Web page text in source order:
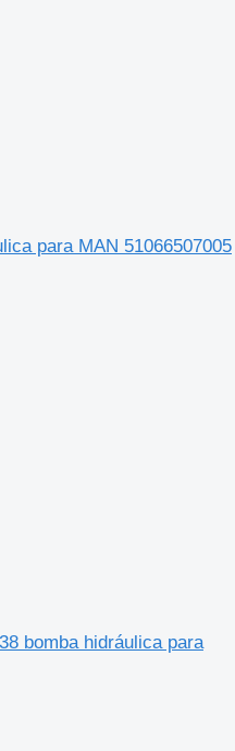
para MAN 51066507005
bomba hidráulica para